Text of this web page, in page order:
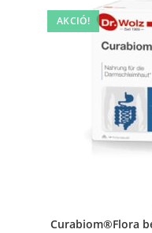
AKCIÓ!
Curabiom®Flora